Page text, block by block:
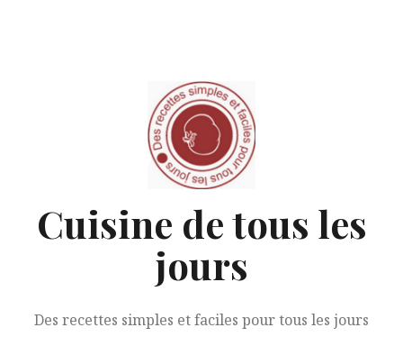
Cuisine de tous les
jours
Des recettes simples et faciles pour tous les jours